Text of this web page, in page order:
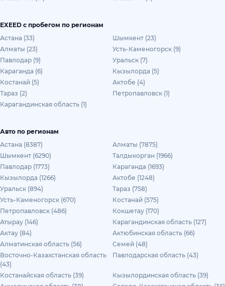
EXEED с пробегом по регионам
Астана (33)
Шымкент (23)
Алматы (23)
Усть-Каменогорск (9)
Павлодар (9)
Уральск (7)
Караганда (6)
Кызылорда (5)
Костанай (5)
Актобе (4)
Тараз (2)
Петропавловск (1)
Карагандинская область (1)
Авто по регионам
Астана (8387)
Алматы (7875)
Шымкент (6290)
Талдыкорган (1966)
Павлодар (1773)
Караганда (1693)
Кызылорда (1266)
Актобе (1248)
Уральск (894)
Тараз (758)
Усть-Каменогорск (670)
Костанай (575)
Петропавловск (486)
Кокшетау (170)
Атырау (146)
Карагандинская область (127)
Актау (84)
Актюбинская область (66)
Алматинская область (56)
Семей (48)
Восточно-Казахстанская область
(43)
Павлодарская область (43)
Костанайская область (39)
Кызылординская область (39)